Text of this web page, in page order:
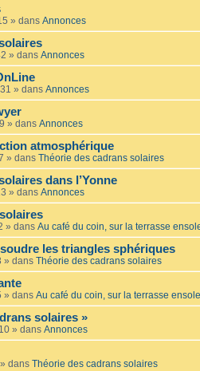
» dans Annonces
» dans Annonces
» dans Annonces
» dans Annonces
atmosphérique
» dans Théorie des cadrans solaires
dans l’Yonne
» dans Annonces
» dans Au café du coin, sur la terrasse
les triangles sphériques
» dans Théorie des cadrans solaires
» dans Au café du coin, sur la terrasse
solaires »
» dans Annonces
» dans Théorie des cadrans solaires